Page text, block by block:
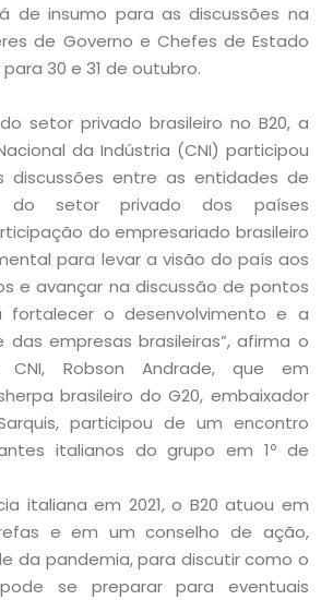
de insumo para as discussões na
de Governo e Chefes de Estado
30 e 31 de outubro.
setor privado brasileiro no B20, a
da Indústria (CNI) participou
discussões entre as entidades de
do setor privado dos países
do empresariado brasileiro
para levar a visão do país aos
e avançar na discussão de pontos
fortalecer o desenvolvimento e a
empresas brasileiras”, afirma o
CNI, Robson Andrade, que em
brasileiro do G20, embaixador
participou de um encontro
italianos do grupo em 1º de
italiana em 2021, o B20 atuou em
e em um conselho de ação,
da pandemia, para discutir como o
se preparar para eventuais